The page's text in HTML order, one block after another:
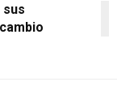
sus